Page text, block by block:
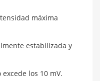
máxima
estabilizada y
los 10 mV.